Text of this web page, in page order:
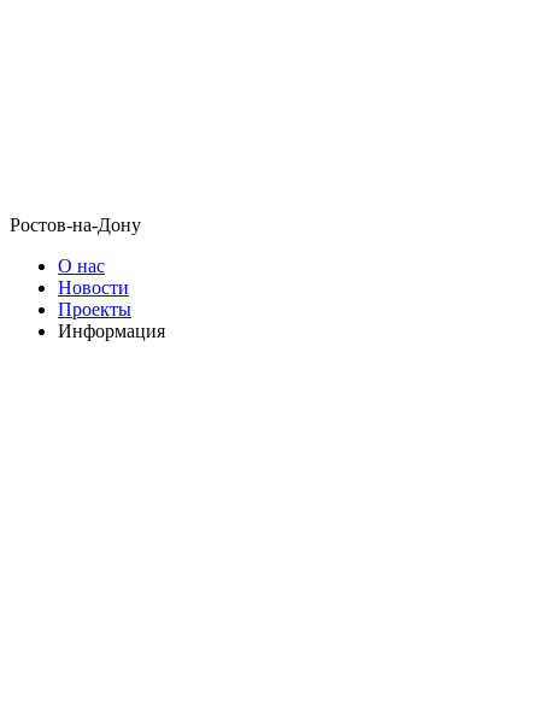
Ростов-на-Дону
О нас
Новости
Проекты
Информация